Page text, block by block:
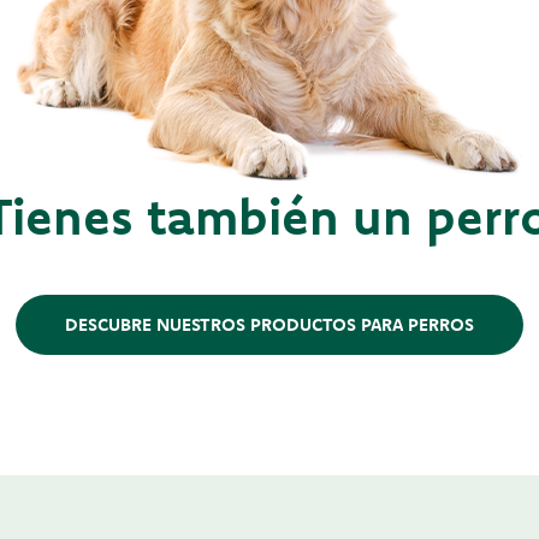
también un
DESCUBRE NUESTROS PRODUCTOS PARA PERROS